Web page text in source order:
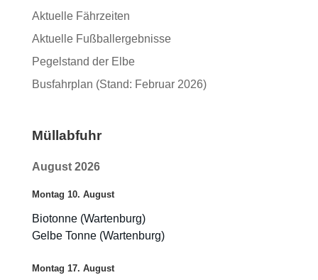
Aktuelle Fährzeiten
Aktuelle Fußballergebnisse
Pegelstand der Elbe
Busfahrplan (Stand: Februar 2026)
Müllabfuhr
August 2026
Montag 10. August
Biotonne (Wartenburg)
Gelbe Tonne (Wartenburg)
Montag 17. August